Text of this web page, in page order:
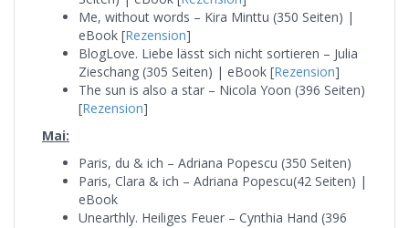
Me, without words – Kira Minttu (350 Seiten) |
eBook [Rezension]
BlogLove. Liebe lässt sich nicht sortieren – Julia
Zieschang (305 Seiten) | eBook [Rezension]
The sun is also a star – Nicola Yoon (396 Seiten)
[Rezension]
Mai:
Paris, du & ich – Adriana Popescu (350 Seiten)
Paris, Clara & ich – Adriana Popescu(42 Seiten) |
eBook
Unearthly. Heiliges Feuer – Cynthia Hand (396